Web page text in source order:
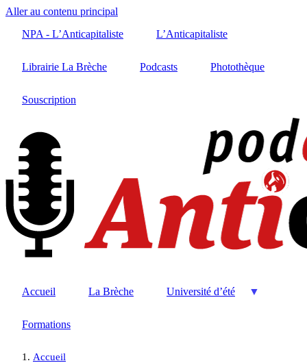
Aller au contenu principal
NPA - L’Anticapitaliste
L’Anticapitaliste
Librairie La Brèche Podcasts Photothèque
Souscription
Accueil La Brèche Université d’été
Formations
Accueil